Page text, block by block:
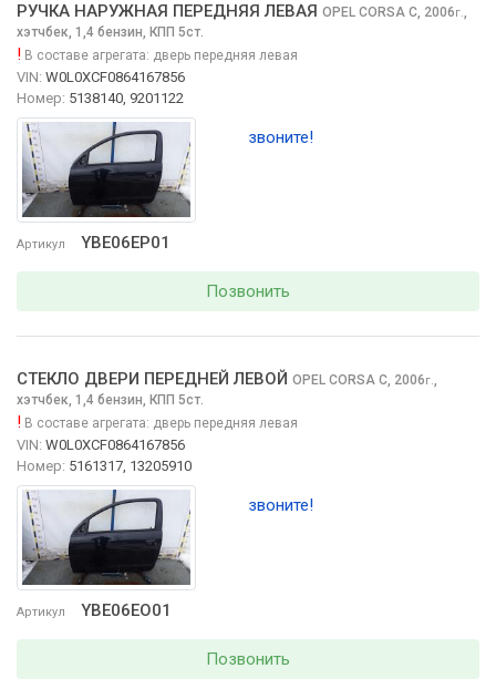
Артикул YBE06EP01
РУЧКА НАРУЖНАЯ ПЕРЕДНЯЯ ЛЕВАЯ OPEL CORSA C, 2006г.,
хэтчбек, 1,4 бензин, КПП 5ст.
! В составе агрегата: дверь передняя левая
VIN: W0L0XCF0864167856
Номер: 5138140, 9201122
звоните!
Позвонить
Артикул YBE06EO01
СТЕКЛО ДВЕРИ ПЕРЕДНЕЙ ЛЕВОЙ OPEL CORSA C, 2006г.,
хэтчбек, 1,4 бензин, КПП 5ст.
! В составе агрегата: дверь передняя левая
VIN: W0L0XCF0864167856
Номер: 5161317, 13205910
звоните!
Позвонить